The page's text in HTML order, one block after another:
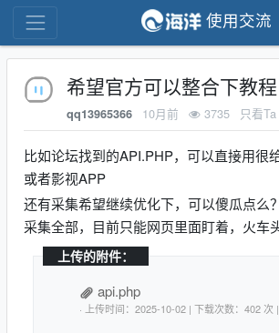
使用交流
希望官方可以整合下教程
qq13965366 10月前 3735 只看Ta
比如论坛找到的API.PHP，可以直接用很
或者影视APP
还有采集希望继续优化下，可以傻瓜点么
采集全部，目前只能网页里面盯着，火车
上传的附件：
api.php
· 上传时间：2025-10-02 | 下载